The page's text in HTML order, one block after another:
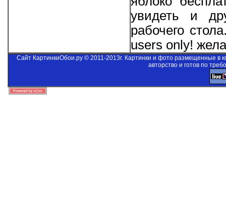
увидеть и
рабочего
users only!
Сайт КартинкиОбои.ру © 2011-2013г. Картинки и фото размещенные в
авторство и готов по